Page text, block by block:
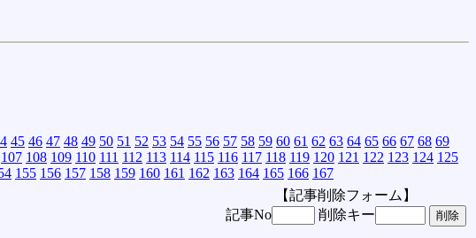
45 46 47 48 49 50 51 52 53 54 55 56 57 58 59 60 61 62 63 64 65 66 67 68 69
107 108 109 110 111 112 113 114 115 116 117 118 119 120 121 122 123 124 125
155 156 157 158 159 160 161 162 163 164 165 166 167
【記事削除フォーム】
記事No
削除キー